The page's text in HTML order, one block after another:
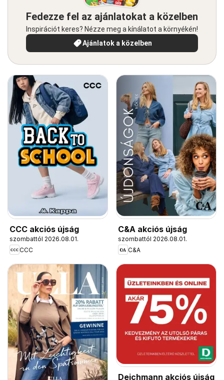
Fedezze fel az ajánlatokat a közelben
Inspirációt keres? Nézze meg a kínálatot a környékén!
Ajánlatok a közelben
CCC akciós újság
szombattól 2026.08.01.
CCC
C&A akciós újság
szombattól 2026.08.01.
C&A
Deichmann akciós újság